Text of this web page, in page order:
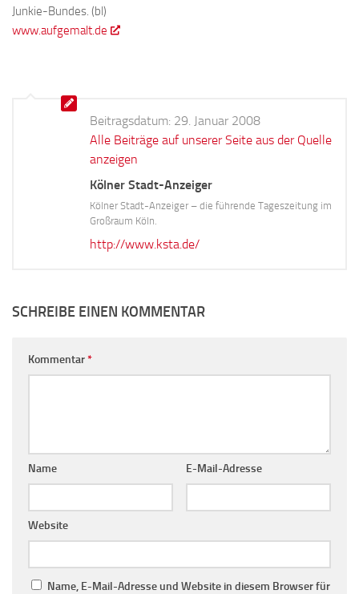
Junkie-Bundes. (bl)
www.aufgemalt.de
Beitragsdatum: 29. Januar 2008
Alle Beiträge auf unserer Seite aus der Quelle
anzeigen
Kölner Stadt-Anzeiger
Kölner Stadt-Anzeiger – die führende Tageszeitung im
Großraum Köln.
http://www.ksta.de/
SCHREIBE EINEN KOMMENTAR
Kommentar*
Name E-Mail-Adresse
Website
Name, E-Mail-Adresse und Website in diesem Browser für